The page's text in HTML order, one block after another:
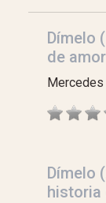
Dímelo
de
Mercedes
Dímelo
historia